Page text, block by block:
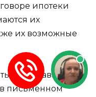
ипотеки
их
их возможные
передаваемые
в письменном